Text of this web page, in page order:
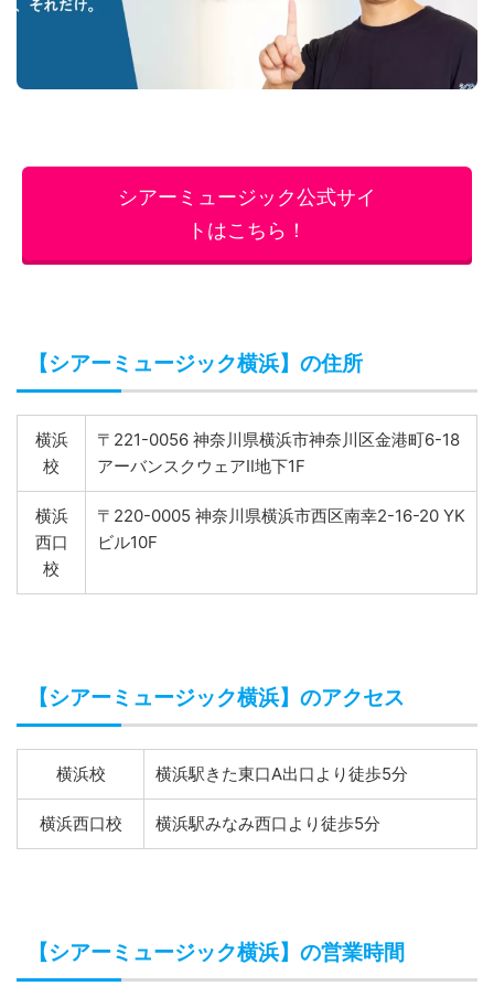
シアーミュージック公式サイ
トはこちら！
【シアーミュージック横浜】の住所
横浜
校
〒221-0056 神奈川県横浜市神奈川区金港町6-18
アーバンスクウェアⅡ地下1F
横浜
西口
校
〒220-0005 神奈川県横浜市西区南幸2-16-20 YK
ビル10F
【シアーミュージック横浜】のアクセス
横浜校 横浜駅きた東口A出口より徒歩5分
横浜西口校 横浜駅みなみ西口より徒歩5分
【シアーミュージック横浜】の営業時間